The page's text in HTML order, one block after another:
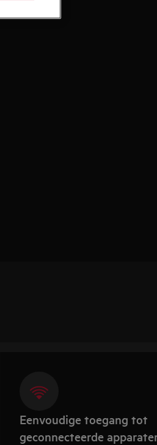
Eenvoudige toegang tot
geconnecteerde